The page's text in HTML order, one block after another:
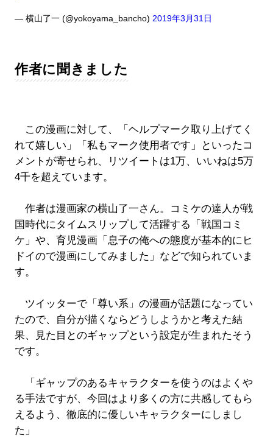
— 横山了一 (@yokoyama_bancho) 2019年3月31日
作者に聞きました
この漫画に対して、「ヘルプマーク取り上げてく
れて嬉しい」「私もマーク使用者です」といったコ
メントが寄せられ、リツイートは1万、いいねは5万
4千を超えています。
作者は漫画家の横山了一さん。コミケの達人が戦
国時代にタイムスリップして活躍する「戦国コミ
ケ」や、育児漫画「息子の俺への態度が基本的にヒ
ドイので漫画にしてみました」などで知られていま
す。
ツイッターで「尊い系」の漫画が話題になってい
たので、自分が描くならどうしようかと考えた結
果、見た目とのギャップという設定が生まれたそう
です。
「ギャップのあるキャラクターを使うのはよくや
る手法ですが、今回はより多くの方に共感してもら
えるよう、徹底的に優しいキャラクターにしまし
た」